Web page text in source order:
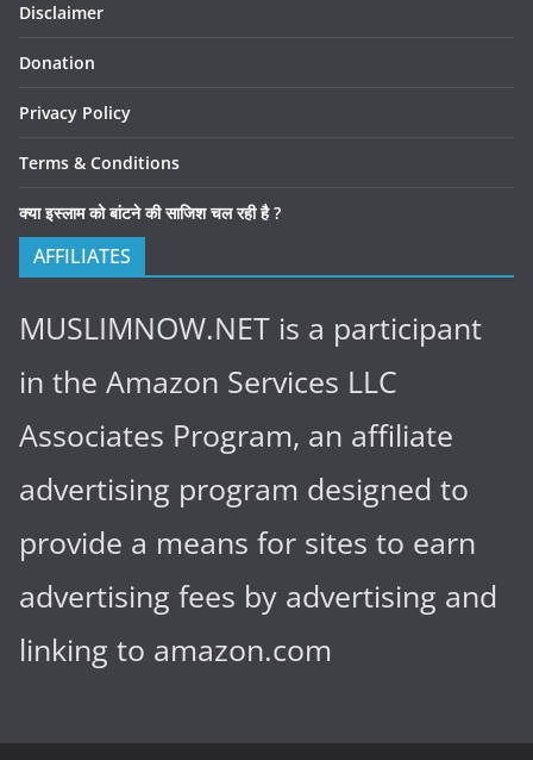
Disclaimer
Donation
Privacy Policy
Terms & Conditions
क्या इस्लाम को बांटने की साजिश चल रही है ?
AFFILIATES
MUSLIMNOW.NET is a participant
in the Amazon Services LLC
Associates Program, an affiliate
advertising program designed to
provide a means for sites to earn
advertising fees by advertising and
linking to amazon.com